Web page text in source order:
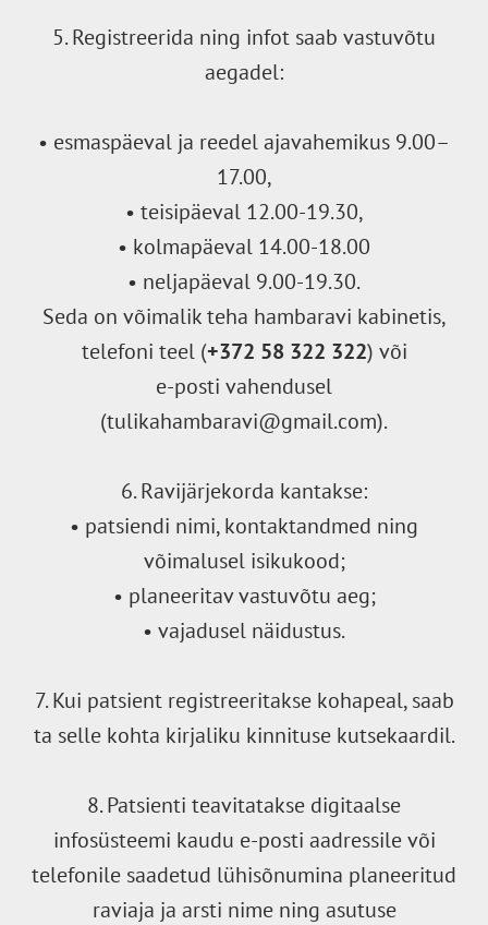
5. Registreerida ning infot saab vastuvõtu
aegadel:
• esmaspäeval ja reedel ajavahemikus 9.00–
17.00,
• teisipäeval 12.00-19.30,
• kolmapäeval 14.00-18.00
• neljapäeval 9.00-19.30.
Seda on võimalik teha hambaravi kabinetis,
telefoni teel (+372 58 322 322) või
e-posti vahendusel
(tulikahambaravi@gmail.com).
6. Ravijärjekorda kantakse:
• patsiendi nimi, kontaktandmed ning
võimalusel isikukood;
• planeeritav vastuvõtu aeg;
• vajadusel näidustus.
7. Kui patsient registreeritakse kohapeal, saab
ta selle kohta kirjaliku kinnituse kutsekaardil.
8. Patsienti teavitatakse digitaalse
infosüsteemi kaudu e-posti aadressile või
telefonile saadetud lühisõnumina planeeritud
raviaja ja arsti nime ning asutuse